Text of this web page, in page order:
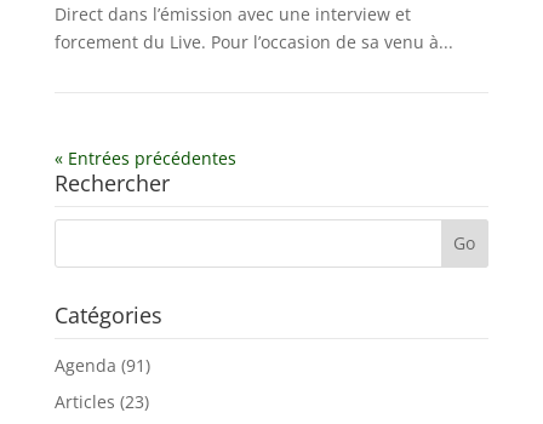
Direct dans l’émission avec une interview et
forcement du Live. Pour l’occasion de sa venu à...
« Entrées précédentes
Rechercher
Catégories
Agenda (91)
Articles (23)